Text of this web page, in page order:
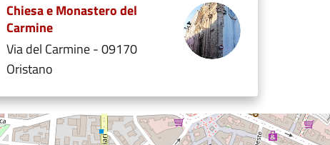
Chiesa e Monastero del
Carmine
Via del Carmine - 09170
Oristano